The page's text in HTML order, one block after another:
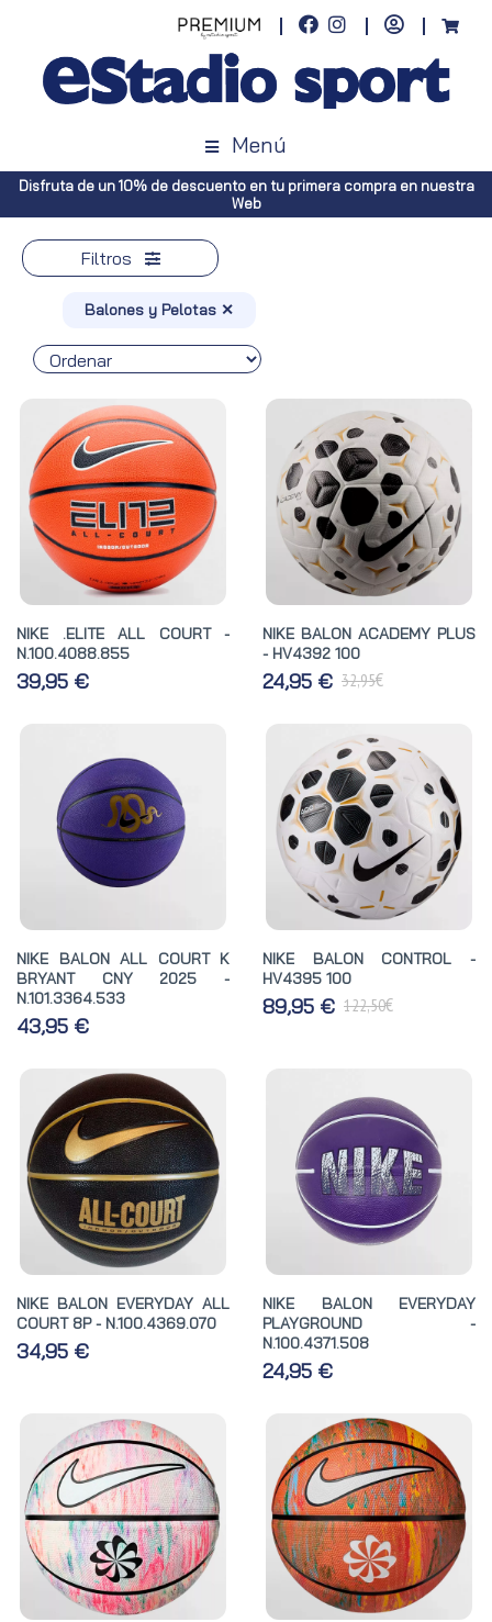
Menú
nuestra
Envíos gratuitos a toda España (Canarias, pedidos
Península, pedidos superiores a 100€)
Filtros
Balones y Pelotas ✕
NIKE .ELITE ALL COURT -
N.100.4088.855
39,95 €
NIKE BALON ACADEMY PLUS
- HV4392 100
24,95 € 32,95€
NIKE BALON ALL COURT K
BRYANT CNY 2025 -
N.101.3364.533
43,95 €
NIKE BALON CONTROL -
HV4395 100
89,95 € 122,50€
NIKE BALON EVERYDAY ALL
COURT 8P - N.100.4369.070
34,95 €
NIKE BALON EVERYDAY
PLAYGROUND -
N.100.4371.508
24,95 €